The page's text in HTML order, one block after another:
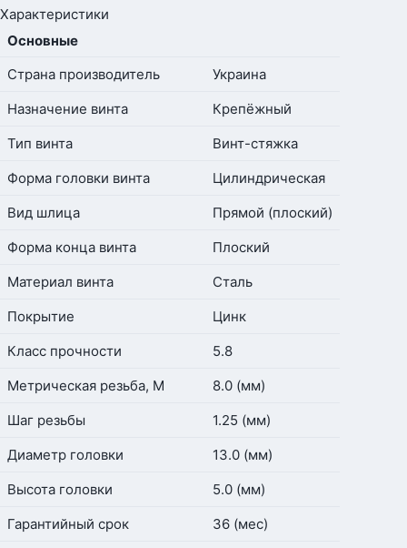
Характеристики
Основные
Страна производитель
Украина
Назначение винта
Крепёжный
Тип винта
Винт-стяжка
Форма головки винта
Цилиндрическая
Вид шлица
Прямой (плоский)
Форма конца винта
Плоский
Материал винта
Сталь
Покрытие
Цинк
Класс прочности
5.8
Метрическая резьба, М
8.0 (мм)
Шаг резьбы
1.25 (мм)
Диаметр головки
13.0 (мм)
Высота головки
5.0 (мм)
Гарантийный срок
36 (мес)